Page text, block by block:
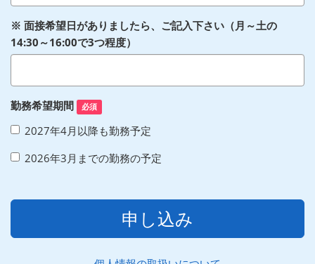
※ 面接希望日がありましたら、ご記入下さい（月～土の
14:30～16:00で3つ程度）
勤務希望期間 必須
2027年4月以降も勤務予定
2026年3月までの勤務の予定
申し込み